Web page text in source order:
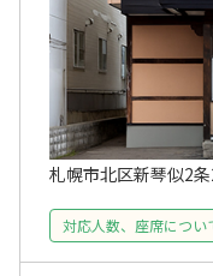
札幌市北区新琴似2
対応人数、座席につい